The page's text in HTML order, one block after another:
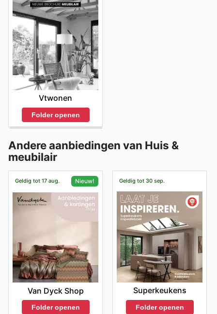
Vtwonen
Folder openen
Andere aanbiedingen van Huis &
meubilair
Geldig tot 17 aug. Nieuw!
Van Dyck Shop
Folder openen
Geldig tot 30 sep.
Superkeukens
Folder openen